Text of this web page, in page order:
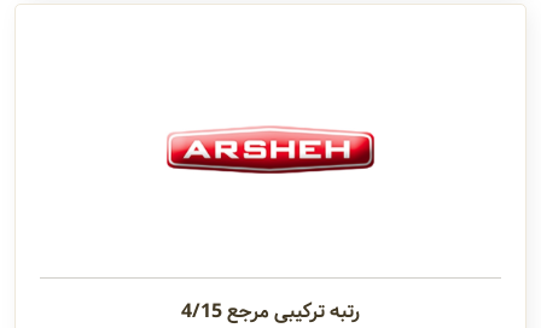
رتبه ترکیبی مرجع 4/15